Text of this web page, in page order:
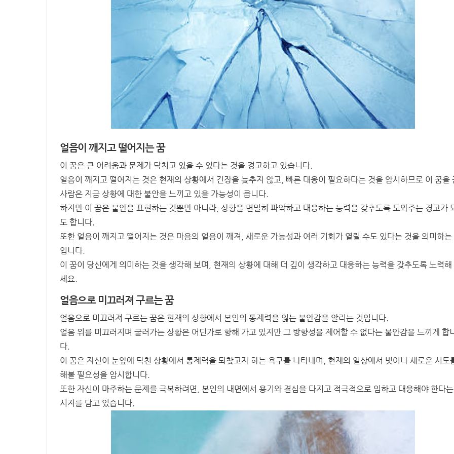
얼음이 깨지고 떨어지는 꿈
이 꿈은 큰 어려움과 문제가 닥치고 있을 수 있다는 것을 경고하고 있습니다.
얼음이 깨지고 떨어지는 것은 현재의 상황에서 긴장을 늦추지 않고, 빠른 대응이 필요하다는 것을 암시하므로 이 꿈을
사람은 지금 상황에 대한 불안을 느끼고 있을 가능성이 큽니다.
하지만 이 꿈은 불안을 표현하는 것뿐만 아니라, 상황을 면밀히 파악하고 대응하는 능력을 갖추도록 도와주는 경고가
도 합니다.
또한 얼음이 깨지고 떨어지는 것은 마음의 얼음이 깨져, 새로운 가능성과 여러 기회가 열릴 수도 있다는 것을 의미하는
입니다.
이 꿈이 당신에게 의미하는 것을 생각해 보며, 현재의 상황에 대해 더 깊이 생각하고 대응하는 능력을 갖추도록 노력해
세요.
얼음으로 미끄러져 구르는 꿈
얼음으로 미끄러져 구르는 꿈은 현재의 상황에서 본인의 통제력을 잃는 불안감을 알리는 것입니다.
얼음 위를 미끄러지며 굴러가는 상황은 어딘가로 향해 가고 있지만 그 방향성을 제어할 수 없다는 불안감을 느끼게 합
다.
이 꿈은 자신이 눈앞에 닥친 상황에서 통제력을 되찾고자 하는 욕구를 나타내며, 현재의 일상에서 벗어나 새로운 시도
해볼 필요성을 암시합니다.
또한 자신이 마주하는 문제를 극복하려면, 본인의 내면에서 용기와 결심을 다지고 적극적으로 임하고 대응해야 한다
시지를 담고 있습니다.